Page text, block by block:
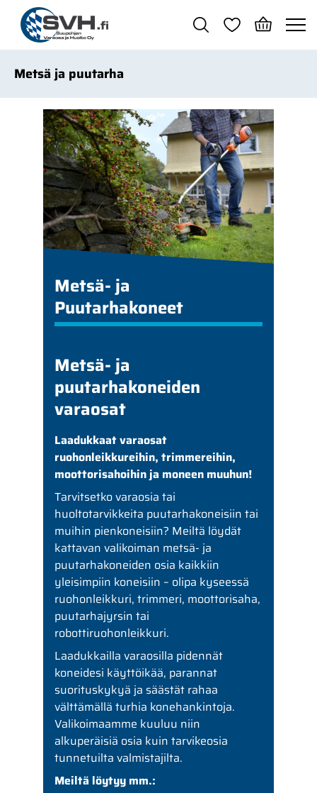
Siirry pääsisältöön
Metsä ja puutarha
Metsä- ja
Puutarhakoneet
Metsä- ja
puutarhakoneiden
varaosat
Laadukkaat varaosat
ruohonleikkureihin, trimmereihin,
moottorisahoihin ja moneen muuhun!
Tarvitsetko varaosia tai
huoltotarvikkeita puutarhakoneisiin tai
muihin pienkoneisiin? Meiltä löydät
kattavan valikoiman metsä- ja
puutarhakoneiden osia kaikkiin
yleisimpiin koneisiin – olipa kyseessä
ruohonleikkuri, trimmeri, moottorisaha,
puutarhajyrsin tai
robottiruohonleikkuri.
Laadukkailla varaosilla pidennät
koneidesi käyttöikää, parannat
suorituskykyä ja säästät rahaa
välttämällä turhia konehankintoja.
Valikoimaamme kuuluu niin
alkuperäisiä osia kuin tarvikeosia
tunnetuilta valmistajilta.
Meiltä löytyy mm.: